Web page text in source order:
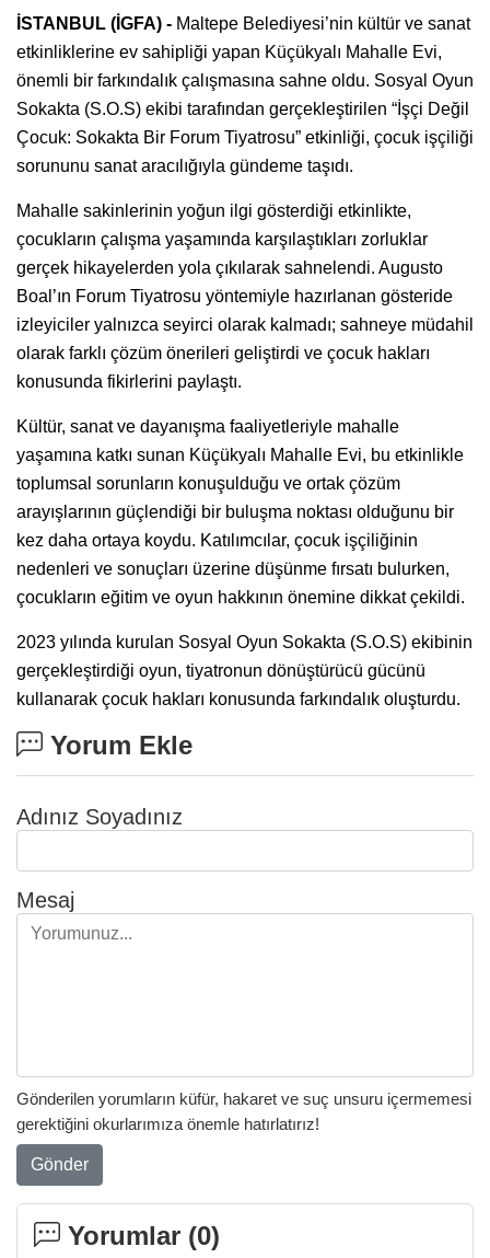
İSTANBUL (İGFA) - Maltepe Belediyesi’nin kültür ve sanat
etkinliklerine ev sahipliği yapan Küçükyalı Mahalle Evi,
önemli bir farkındalık çalışmasına sahne oldu. Sosyal Oyun
Sokakta (S.O.S) ekibi tarafından gerçekleştirilen “İşçi Değil
Çocuk: Sokakta Bir Forum Tiyatrosu” etkinliği, çocuk işçiliği
sorununu sanat aracılığıyla gündeme taşıdı.
Mahalle sakinlerinin yoğun ilgi gösterdiği etkinlikte,
çocukların çalışma yaşamında karşılaştıkları zorluklar
gerçek hikayelerden yola çıkılarak sahnelendi. Augusto
Boal’ın Forum Tiyatrosu yöntemiyle hazırlanan gösteride
izleyiciler yalnızca seyirci olarak kalmadı; sahneye müdahil
olarak farklı çözüm önerileri geliştirdi ve çocuk hakları
konusunda fikirlerini paylaştı.
Kültür, sanat ve dayanışma faaliyetleriyle mahalle
yaşamına katkı sunan Küçükyalı Mahalle Evi, bu etkinlikle
toplumsal sorunların konuşulduğu ve ortak çözüm
arayışlarının güçlendiği bir buluşma noktası olduğunu bir
kez daha ortaya koydu. Katılımcılar, çocuk işçiliğinin
nedenleri ve sonuçları üzerine düşünme fırsatı bulurken,
çocukların eğitim ve oyun hakkının önemine dikkat çekildi.
2023 yılında kurulan Sosyal Oyun Sokakta (S.O.S) ekibinin
gerçekleştirdiği oyun, tiyatronun dönüştürücü gücünü
kullanarak çocuk hakları konusunda farkındalık oluşturdu.
Yorum Ekle
Adınız Soyadınız
Mesaj
Gönderilen yorumların küfür, hakaret ve suç unsuru içermemesi
gerektiğini okurlarımıza önemle hatırlatırız!
Gönder
Yorumlar (0)